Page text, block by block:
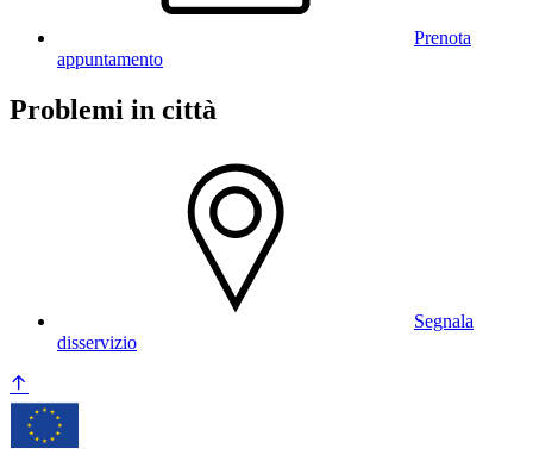
Prenota
appuntamento
Problemi in città
Segnala
disservizio